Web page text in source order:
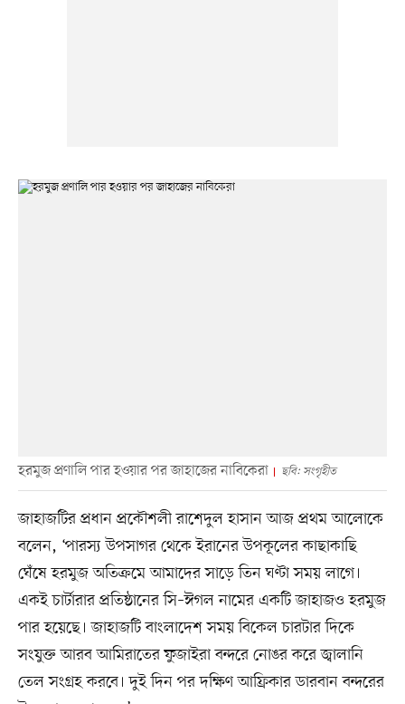
হরমুজ প্রণালি পার হওয়ার পর জাহাজের নাবিকেরা ছবি: সংগৃহীত
জাহাজটির প্রধান প্রকৌশলী রাশেদুল হাসান আজ প্রথম আলোকে
বলেন, ‘পারস্য উপসাগর থেকে ইরানের উপকূলের কাছাকাছি
ঘেঁষে হরমুজ অতিক্রমে আমাদের সাড়ে তিন ঘণ্টা সময় লাগে।
একই চার্টারার প্রতিষ্ঠানের সি–ঈগল নামের একটি জাহাজও হরমুজ
পার হয়েছে। জাহাজটি বাংলাদেশ সময় বিকেল চারটার দিকে
সংযুক্ত আরব আমিরাতের ফুজাইরা বন্দরে নোঙর করে জ্বালানি
তেল সংগ্রহ করবে। দুই দিন পর দক্ষিণ আফ্রিকার ডারবান বন্দরের